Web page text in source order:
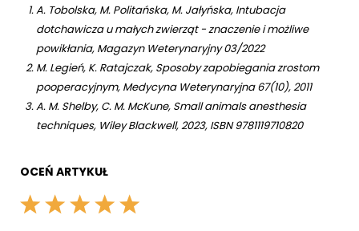
A. Tobolska, M. Politańska, M. Jałyńska, Intubacja
dotchawicza u małych zwierząt - znaczenie i możliwe
powikłania, Magazyn Weterynaryjny 03/2022
M. Legień, K. Ratajczak, Sposoby zapobiegania zrostom
pooperacyjnym, Medycyna Weterynaryjna 67(10), 2011
A. M. Shelby, C. M. McKune, Small animals anesthesia
techniques, Wiley Blackwell, 2023, ISBN 9781119710820
OCEŃ ARTYKUŁ